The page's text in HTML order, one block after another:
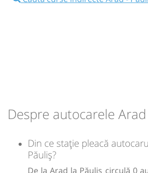
35min
Despre autocarele
Din ce stație pleacă
Păuliș?
De la Arad la Păuliș circulă 0